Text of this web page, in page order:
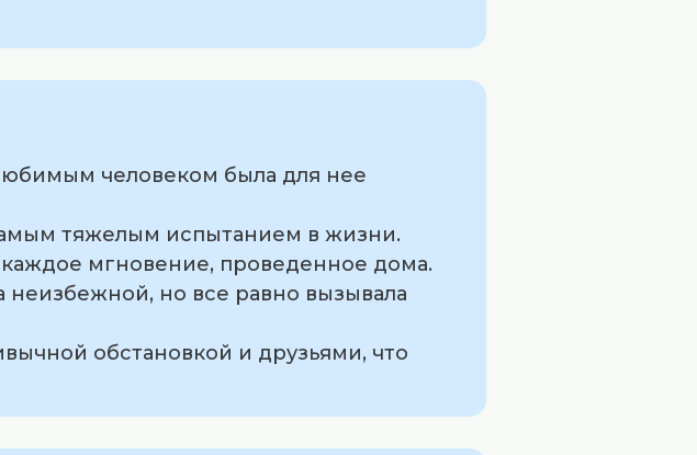
человеком была для нее
тяжелым испытанием в жизни.
каждое мгновение, проведенное дома.
неизбежной, но все равно вызывала
обстановкой и друзьями, что